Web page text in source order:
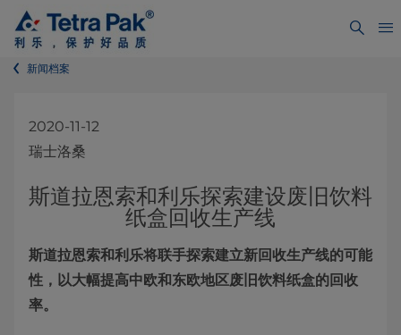
新闻档案
2020-11-12
瑞士洛桑
斯道拉恩索和利乐探索建设废旧饮料
纸盒回收生产线
斯道拉恩索和利乐将联手探索建立新回收生产线的可能
性，以大幅提高中欧和东欧地区废旧饮料纸盒的回收
率。